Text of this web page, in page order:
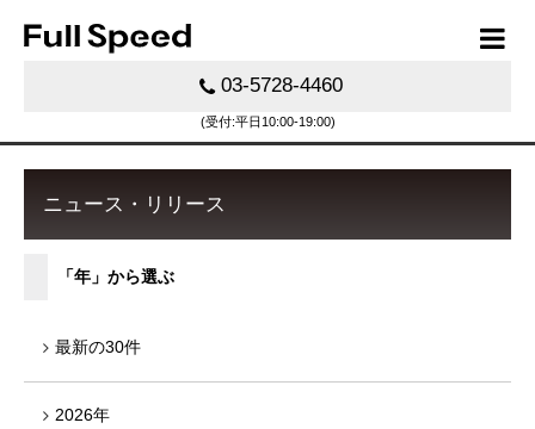
03-5728-4460
(受付:平日10:00-19:00)
ニュース・リリース
「年」から選ぶ
最新の30件
2026年